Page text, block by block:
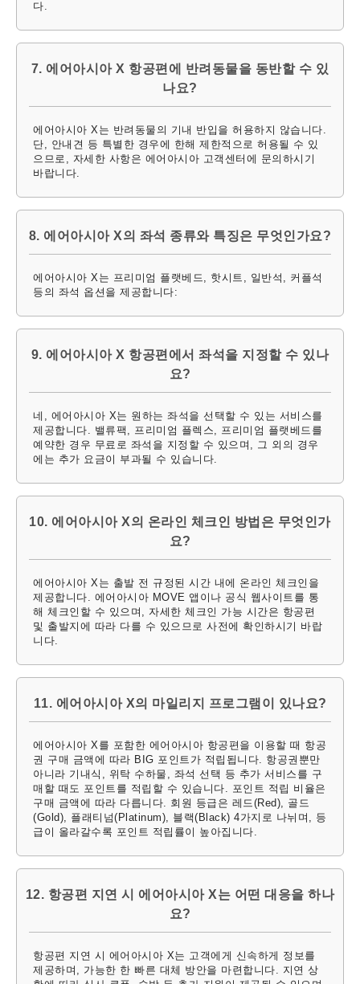
다.
7. 에어아시아 X 항공편에 반려동물을 동반할 수 있
나요?
에어아시아 X는 반려동물의 기내 반입을 허용하지 않습니다.
단, 안내견 등 특별한 경우에 한해 제한적으로 허용될 수 있
으므로, 자세한 사항은 에어아시아 고객센터에 문의하시기
바랍니다.
8. 에어아시아 X의 좌석 종류와 특징은 무엇인가요?
에어아시아 X는 프리미엄 플랫베드, 핫시트, 일반석, 커플석
등의 좌석 옵션을 제공합니다:
9. 에어아시아 X 항공편에서 좌석을 지정할 수 있나
요?
네, 에어아시아 X는 원하는 좌석을 선택할 수 있는 서비스를
제공합니다. 밸류팩, 프리미엄 플렉스, 프리미엄 플랫베드를
예약한 경우 무료로 좌석을 지정할 수 있으며, 그 외의 경우
에는 추가 요금이 부과될 수 있습니다.
10. 에어아시아 X의 온라인 체크인 방법은 무엇인가
요?
에어아시아 X는 출발 전 규정된 시간 내에 온라인 체크인을
제공합니다. 에어아시아 MOVE 앱이나 공식 웹사이트를 통
해 체크인할 수 있으며, 자세한 체크인 가능 시간은 항공편
및 출발지에 따라 다를 수 있으므로 사전에 확인하시기 바랍
니다.
11. 에어아시아 X의 마일리지 프로그램이 있나요?
에어아시아 X를 포함한 에어아시아 항공편을 이용할 때 항공
권 구매 금액에 따라 BIG 포인트가 적립됩니다. 항공권뿐만
아니라 기내식, 위탁 수하물, 좌석 선택 등 추가 서비스를 구
매할 때도 포인트를 적립할 수 있습니다. 포인트 적립 비율은
구매 금액에 따라 다릅니다. 회원 등급은 레드(Red), 골드
(Gold), 플래티넘(Platinum), 블랙(Black) 4가지로 나뉘며, 등
급이 올라갈수록 포인트 적립률이 높아집니다.
12. 항공편 지연 시 에어아시아 X는 어떤 대응을 하나
요?
항공편 지연 시 에어아시아 X는 고객에게 신속하게 정보를
제공하며, 가능한 한 빠른 대체 방안을 마련합니다. 지연 상